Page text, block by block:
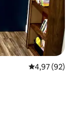
4,97 (92)